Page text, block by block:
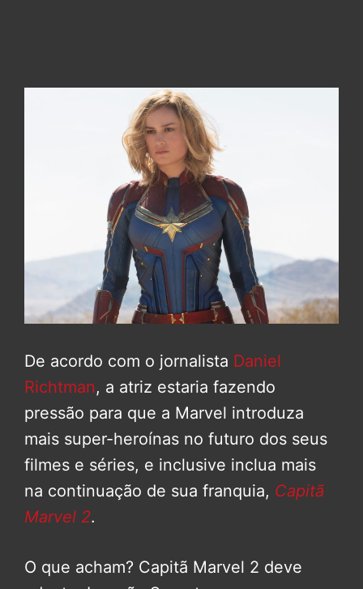
De acordo com o jornalista Daniel
Richtman, a atriz estaria fazendo
pressão para que a Marvel introduza
mais super-heroínas no futuro dos seus
filmes e séries, e inclusive inclua mais
na continuação de sua franquia, Capitã
Marvel 2.
O que acham? Capitã Marvel 2 deve